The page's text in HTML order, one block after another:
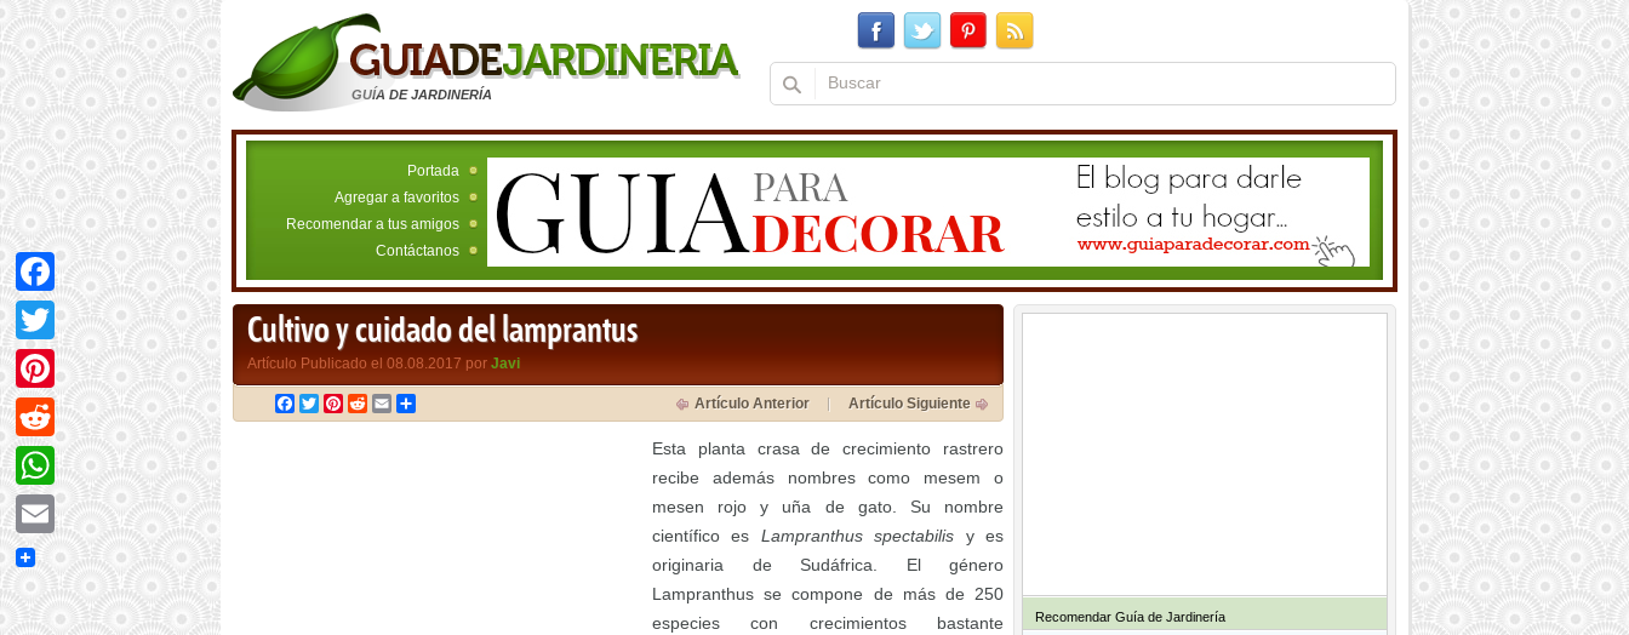
GUÍA DE JARDINERÍA
Portada
Agregar a favoritos
Recomendar a tus amigos
Contáctanos
Cultivo y cuidado del lamprantus
Artículo Publicado el 08.08.2017 por Javi
Facebook
TwitterPinterest
RedditEmail Artículo Anterior Artículo Siguiente
Esta planta crasa de crecimiento rastrero
recibe además nombres como mesem o
mesen rojo y uña de gato. Su nombre
científico es Lampranthus spectabilis y es
originaria de Sudáfrica. El género
Lampranthus se compone de más de 250
especies con crecimientos bastante
Recomendar Guía de Jardinería
Facebook
Twitter
Pinterest
Reddit
WhatsApp
Email